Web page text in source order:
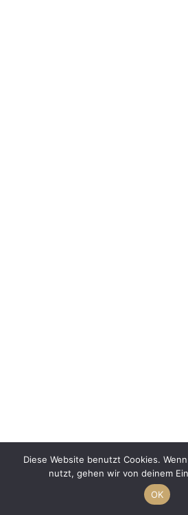
Diese Website benutzt Cookies.
nutzt, gehen wir von deinem
OK